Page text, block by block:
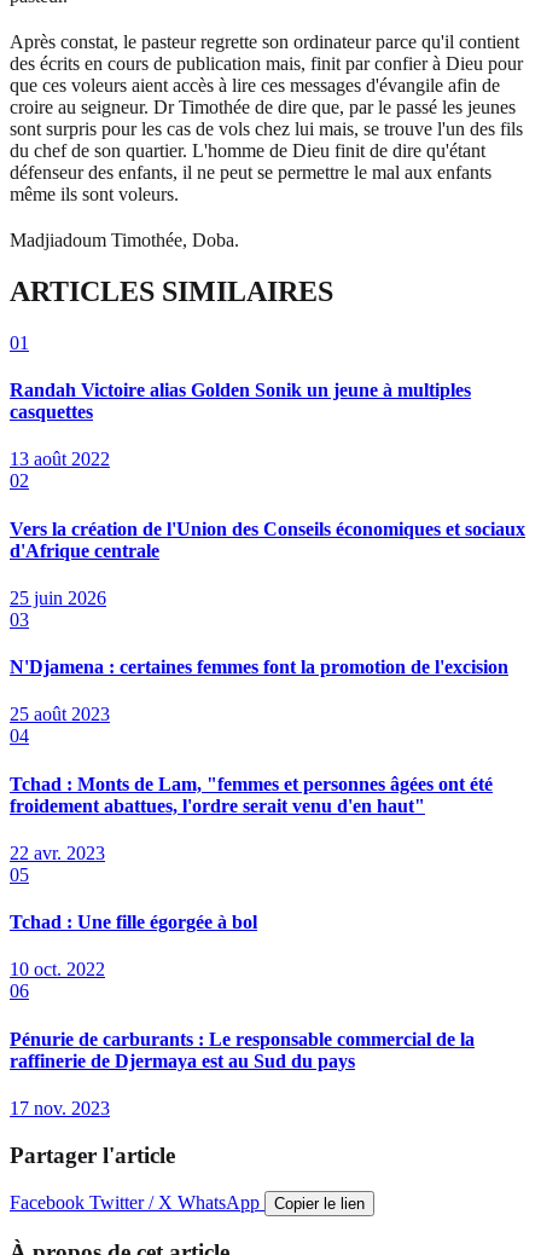
Après constat, le pasteur regrette son ordinateur parce qu'il contient
des écrits en cours de publication mais, finit par confier à Dieu pour
que ces voleurs aient accès à lire ces messages d'évangile afin de
croire au seigneur. Dr Timothée de dire que, par le passé les jeunes
sont surpris pour les cas de vols chez lui mais, se trouve l'un des fils
du chef de son quartier. L'homme de Dieu finit de dire qu'étant
défenseur des enfants, il ne peut se permettre le mal aux enfants
même ils sont voleurs.
Madjiadoum Timothée, Doba.
ARTICLES SIMILAIRES
01
Randah Victoire alias Golden Sonik un jeune à multiples
casquettes
13 août 2022
02
Vers la création de l'Union des Conseils économiques et sociaux
d'Afrique centrale
25 juin 2026
03
N'Djamena : certaines femmes font la promotion de l'excision
25 août 2023
04
Tchad : Monts de Lam, "femmes et personnes âgées ont été
froidement abattues, l'ordre serait venu d'en haut"
22 avr. 2023
05
Tchad : Une fille égorgée à bol
10 oct. 2022
06
Pénurie de carburants : Le responsable commercial de la
raffinerie de Djermaya est au Sud du pays
17 nov. 2023
Partager l'article
Facebook Twitter / X WhatsApp Copier le lien